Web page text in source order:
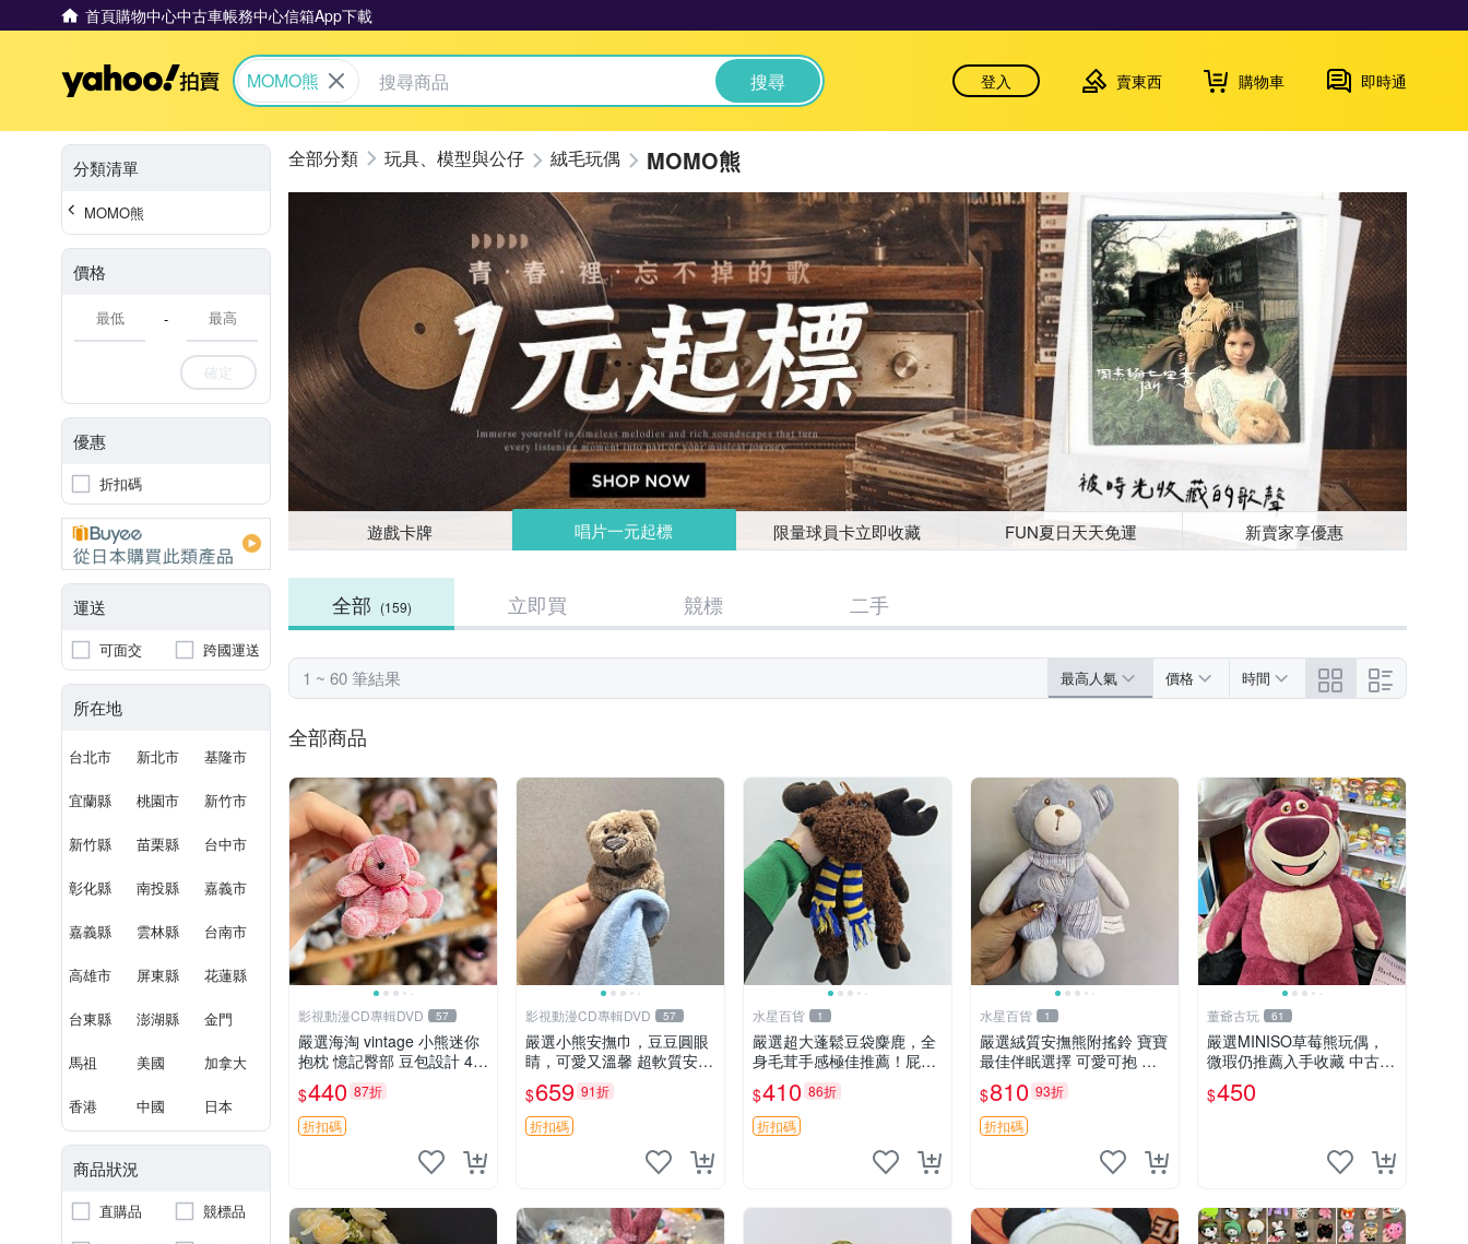
首頁購物中心中古車帳務中心信箱App下載
Yahoo拍賣
MOMO熊 搜尋 登入 賣東西 購物車 即時通
分類清單
MOMO熊
價格
-
確定
優惠
折扣碼
運送
可面交 跨國運送
所在地
台北市 新北市 基隆市
宜蘭縣 桃園市 新竹市
新竹縣 苗栗縣 台中市
彰化縣 南投縣 嘉義市
嘉義縣 雲林縣 台南市
高雄市 屏東縣 花蓮縣
台東縣 澎湖縣 金門
馬祖 美國 加拿大
香港 中國 日本
商品狀況
直購品
競標品
玩具、模型與公仔 絨毛玩偶 MOMO熊
遊戲卡牌 唱片一元起標 限量球員卡立即收藏 FUN夏日天天免運 新賣家享優惠
全部 (159) 立即買 競標 二手
1 ~ 60 筆結果 最高人氣 價格 時間
全部商品
影視動漫CD專輯DVD 57
嚴選海淘 vintage 小熊迷你
抱枕 憶記臀部 豆包設計 4c
m 高 推薦收藏 迷你豆包小
熊、高臀部、豆袋抱枕
$440 87折
折扣碼
影視動漫CD專輯DVD 57
嚴選小熊安撫巾，豆豆圓眼
睛，可愛又溫馨 超軟質安撫
巾，豆豆設計，哄睡好幫手
約克豆豆眼安撫巾 數碼豆豆
眼
$659 91折
折扣碼
水星百貨 1
嚴選超大蓬鬆豆袋麋鹿，全
身毛茸手感極佳推薦！屁股
與四肢填充均勻，適合收藏
與孩童共賞。 麋鹿 豆袋 毛
茸玩具
$410 86折
折扣碼
水星百貨 1
嚴選絨質安撫熊附搖鈴 寶寶
最佳伴眠選擇 可愛可抱 絨
毛玩具 安撫熊 嬰兒用
$810 93折
折扣碼
董爺古玩 61
嚴選MINISO草莓熊玩偶，
微瑕仍推薦入手收藏 中古 M
INISO 草莓熊 玩具 收藏
$450